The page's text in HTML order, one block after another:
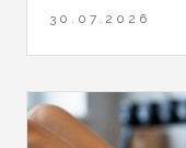
30.07.2026